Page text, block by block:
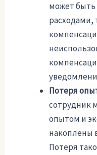
может
расходами,
Потеря
сотрудник
опытом и
накоплены
Потеря